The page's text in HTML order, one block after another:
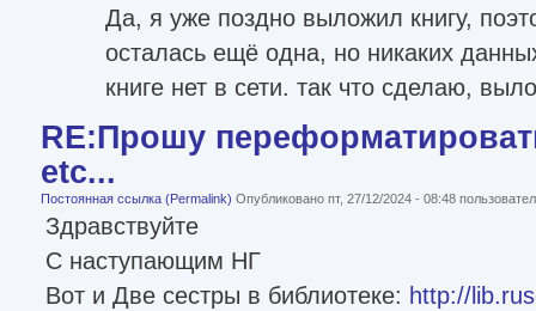
Да, я уже поздно выложил книгу,
осталась ещё одна, но никаких
книге нет в сети. так что сделаю,
RE:Прошу
etc...
Постоянная ссылка (Permalink) Опубликовано пт, 27/12/2024 - 08:48
Здравствуйте
С наступающим НГ
Вот и Две сестры в библиотеке: http://